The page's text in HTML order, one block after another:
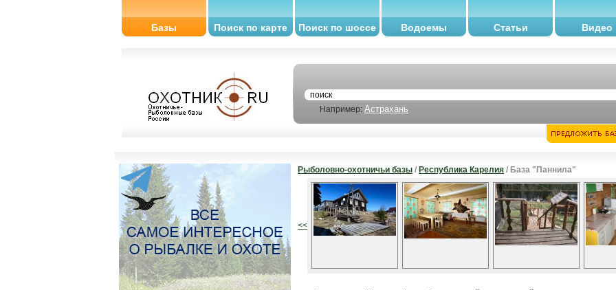
Базы Поиск по карте Поиск по шоссе Водоемы Статьи Видео
Например: Астрахань
Рыболовно-охотничьи базы / Республика Карелия / База "Паннила"
<<